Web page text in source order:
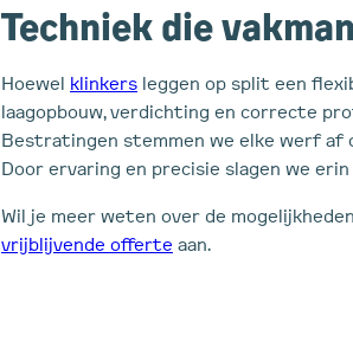
Techniek die
Hoewel klinkers leggen op split een
laagopbouw, verdichting en correcte
Bestratingen stemmen we elke werf af
Door ervaring en precisie slagen we
Wil je meer weten over de
vrijblijvende offerte aan.